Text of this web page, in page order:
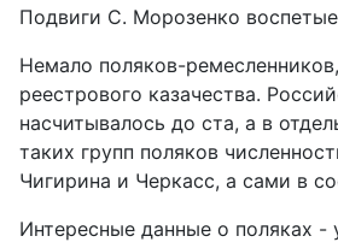
Подвиги С. Морозенко
Немало поляков-
реестрового казачества.
насчитывалось до ста, а в
таких групп поляков
Чигирина и Черкасс, а сами в
Интересные данные о поляках -